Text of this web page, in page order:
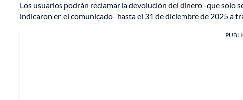
Los usuarios podrán reclamar la devolución del dinero -que solo
indicaron en el comunicado- hasta el 31 de diciembre de 2025 a